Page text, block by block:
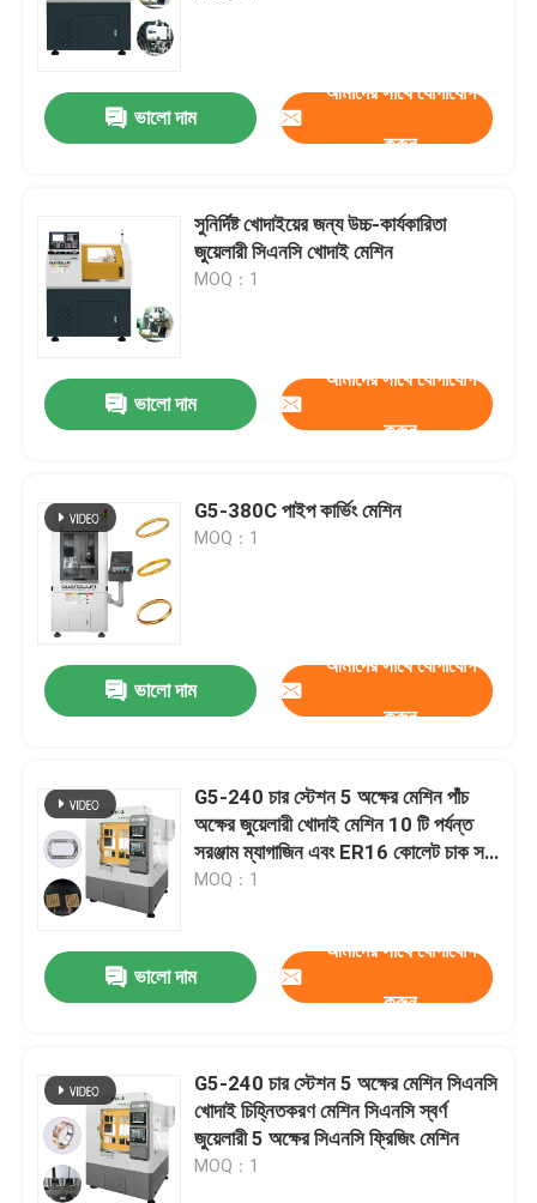
পণ্য
ভিআর শো
ভালো দাম
আমাদের সাথে যোগাযোগ
করুন
সুনির্দিষ্ট খোদাইয়ের জন্য উচ্চ-কার্যকারিতা
জুয়েলারী সিএনসি খোদাই মেশিন
MOQ：1
ভালো দাম
আমাদের সাথে যোগাযোগ
করুন
G5-380C পাইপ কার্ভিং মেশিন
MOQ：1
ভালো দাম
আমাদের সাথে যোগাযোগ
করুন
G5-240 চার স্টেশন 5 অক্ষের মেশিন পাঁচ
অক্ষের জুয়েলারী খোদাই মেশিন 10 টি পর্যন্ত
সরঞ্জাম ম্যাগাজিন এবং ER16 কোলেট চাক সহ
বহুমুখী জুয়েলারী খোদাইয়ের জন্য
MOQ：1
ভালো দাম
আমাদের সাথে যোগাযোগ
করুন
G5-240 চার স্টেশন 5 অক্ষের মেশিন সিএনসি
খোদাই চিহ্নিতকরণ মেশিন সিএনসি স্বর্ণ
জুয়েলারী 5 অক্ষের সিএনসি ফ্রিজিং মেশিন
MOQ：1